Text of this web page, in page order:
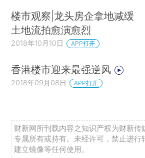
楼市观察|龙头房企拿地减缓
土地流拍愈演愈烈
2018年10月10日 APP打开
香港楼市迎来最强逆风
2018年09月08日 APP打开
财新网所刊载内容之知识产权为财新传
专属所有或持有。未经许可，禁止进行
建立镜像等任何使用。